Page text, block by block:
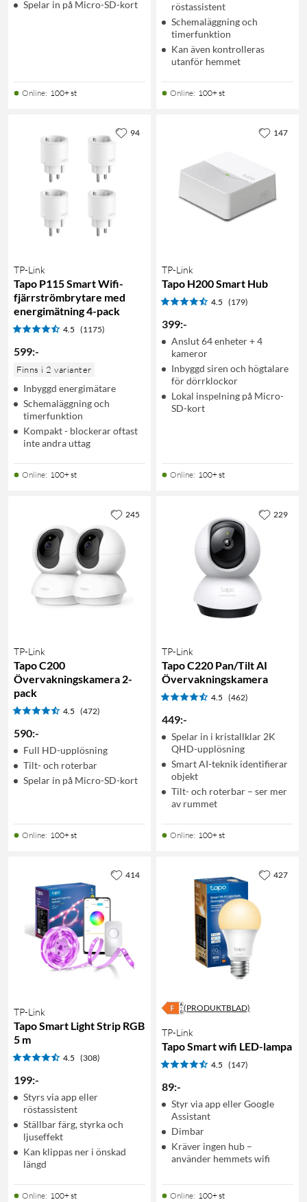
Spelar in på Micro-SD-kort
Online: 100+ st
röstassistent
Schemaläggning och
timerfunktion
Kan även kontrolleras
utanför hemmet
Online: 100+ st
TP-Link
Tapo P115 Smart Wifi-
fjärrströmbrytare med
energimätning 4-pack
4.5 (1175)
599:-
Finns i 2 varianter
Inbyggd energimätare
Schemaläggning och
timerfunktion
Kompakt - blockerar oftast
inte andra uttag
Online: 100+ st
94
TP-Link
Tapo H200 Smart Hub
4.5 (179)
399:-
Anslut 64 enheter + 4
kameror
Inbyggd siren och högtalare
för dörrklockor
Lokal inspelning på Micro-
SD-kort
Online: 100+ st
147
TP-Link
Tapo C200
Övervakningskamera 2-
pack
4.5 (472)
590:-
Full HD-upplösning
Tilt- och roterbar
Spelar in på Micro-SD-kort
Online: 100+ st
245
TP-Link
Tapo C220 Pan/Tilt AI
Övervakningskamera
4.5 (462)
449:-
Spelar in i kristallklar 2K
QHD-upplösning
Smart AI-teknik identifierar
objekt
Tilt- och roterbar – ser mer
av rummet
Online: 100+ st
229
TP-Link
Tapo Smart Light Strip RGB
5 m
4.5 (308)
199:-
Styrs via app eller
röstassistent
Ställbar färg, styrka och
ljuseffekt
Kan klippas ner i önskad
längd
Online: 100+ st
414
(PRODUKTBLAD)
TP-Link
Tapo Smart wifi LED-lampa
4.5 (147)
89:-
Styr via app eller Google
Assistant
Dimbar
Kräver ingen hub –
använder hemmets wifi
Online: 100+ st
427